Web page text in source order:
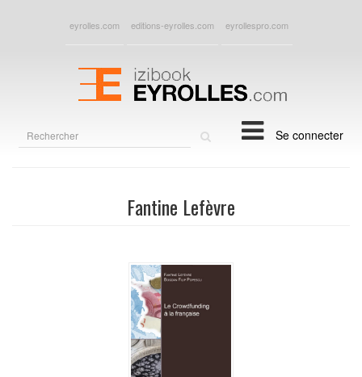
eyrolles.com editions-eyrolles.com eyrollespro.com
Se connecter
Fantine Lefèvre